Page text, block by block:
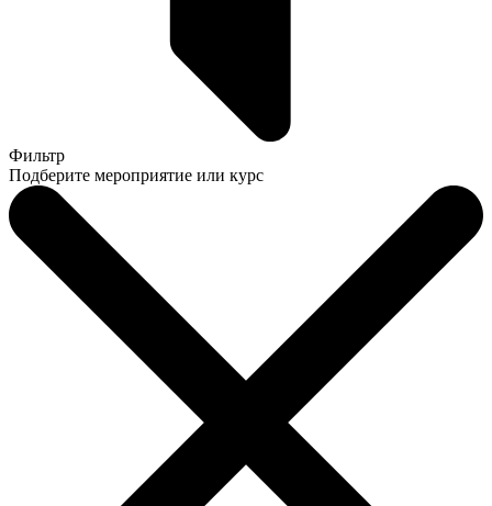
Фильтр
Подберите мероприятие или курс